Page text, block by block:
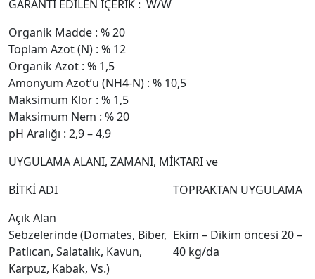
GARANTİ EDİLEN İÇERİK : W/W
Organik Madde : % 20
Toplam Azot (N) : % 12
Organik Azot : % 1,5
Amonyum Azot’u (NH4-N) : % 10,5
Maksimum Klor : % 1,5
Maksimum Nem : % 20
pH Aralığı : 2,9 – 4,9
UYGULAMA ALANI, ZAMANI, MİKTARI ve
BİTKİ ADI
TOPRAKTAN UYGULAMA
Açık Alan
Sebzelerinde (Domates, Biber,
Patlıcan, Salatalık, Kavun,
Karpuz, Kabak, Vs.)
Ekim – Dikim öncesi 20 –
40 kg/da